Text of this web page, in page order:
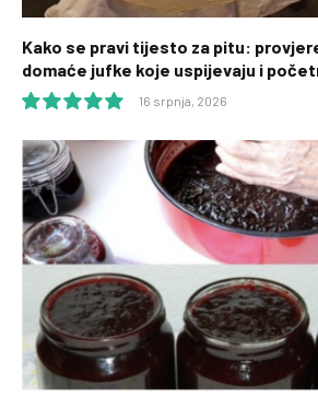
Kako se pravi tijesto za pitu:
domaće jufke koje uspijevaju i
10.0
16 srpnja, 2026